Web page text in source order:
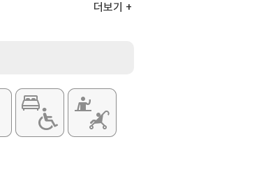
더보기